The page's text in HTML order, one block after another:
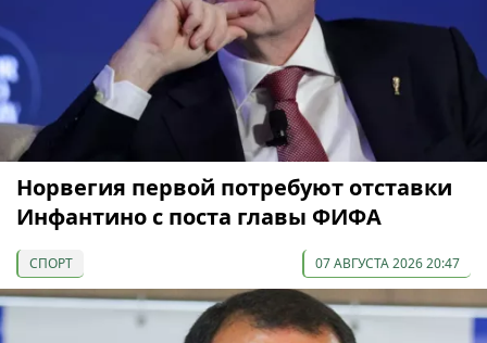
Норвегия первой потребуют отставки
Инфантино с поста главы ФИФА
СПОРТ 07 АВГУСТА 2026 20:47